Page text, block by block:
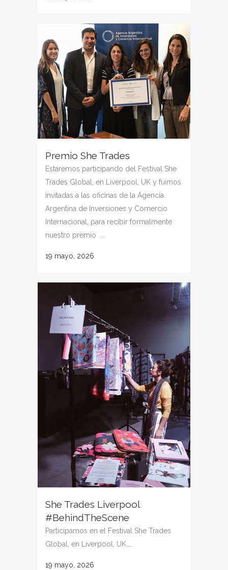
Premio She Trades
Estaremos participando del Festival She
Trades Global, en Liverpool, UK y fuimos
invitadas a las oficinas de la Agencia
Argentina de Inversiones y Comercio
Internacional, para recibir formalmente
nuestro premio ...
19 mayo, 2026
She Trades Liverpool
#BehindTheScene
Participamos en el Festival She Trades
Global, en Liverpool, UK....
19 mayo, 2026